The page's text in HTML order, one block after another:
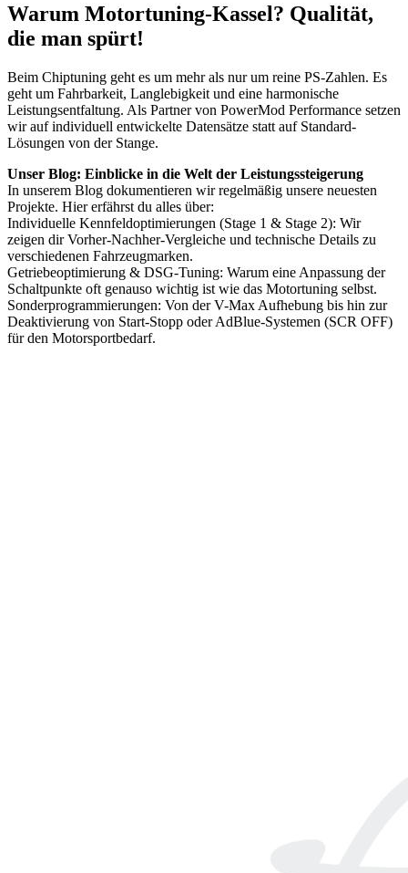
Warum Motortuning-Kassel? Qualität,
die man spürt!
Beim Chiptuning geht es um mehr als nur um reine PS-Zahlen. Es
geht um Fahrbarkeit, Langlebigkeit und eine harmonische
Leistungsentfaltung. Als Partner von PowerMod Performance setzen
wir auf individuell entwickelte Datensätze statt auf Standard-
Lösungen von der Stange.
Unser Blog: Einblicke in die Welt der Leistungssteigerung
In unserem Blog dokumentieren wir regelmäßig unsere neuesten
Projekte. Hier erfährst du alles über:
Individuelle Kennfeldoptimierungen (Stage 1 & Stage 2): Wir
zeigen dir Vorher-Nachher-Vergleiche und technische Details zu
verschiedenen Fahrzeugmarken.
Getriebeoptimierung & DSG-Tuning: Warum eine Anpassung der
Schaltpunkte oft genauso wichtig ist wie das Motortuning selbst.
Sonderprogrammierungen: Von der V-Max Aufhebung bis hin zur
Deaktivierung von Start-Stopp oder AdBlue-Systemen (SCR OFF)
für den Motorsportbedarf.